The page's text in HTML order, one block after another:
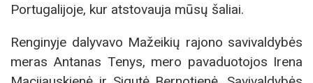
Portugalijoje, kur atstovauja mūsų šaliai.
Renginyje dalyvavo Mažeikių rajono savivaldybės
meras Antanas Tenys, mero pavaduotojos Irena